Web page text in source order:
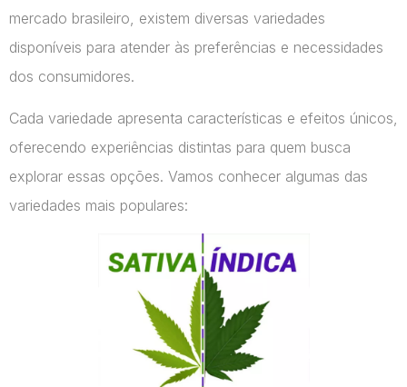
mercado brasileiro, existem diversas variedades
disponíveis para atender às preferências e necessidades
dos consumidores.
Cada variedade apresenta características e efeitos únicos,
oferecendo experiências distintas para quem busca
explorar essas opções. Vamos conhecer algumas das
variedades mais populares: